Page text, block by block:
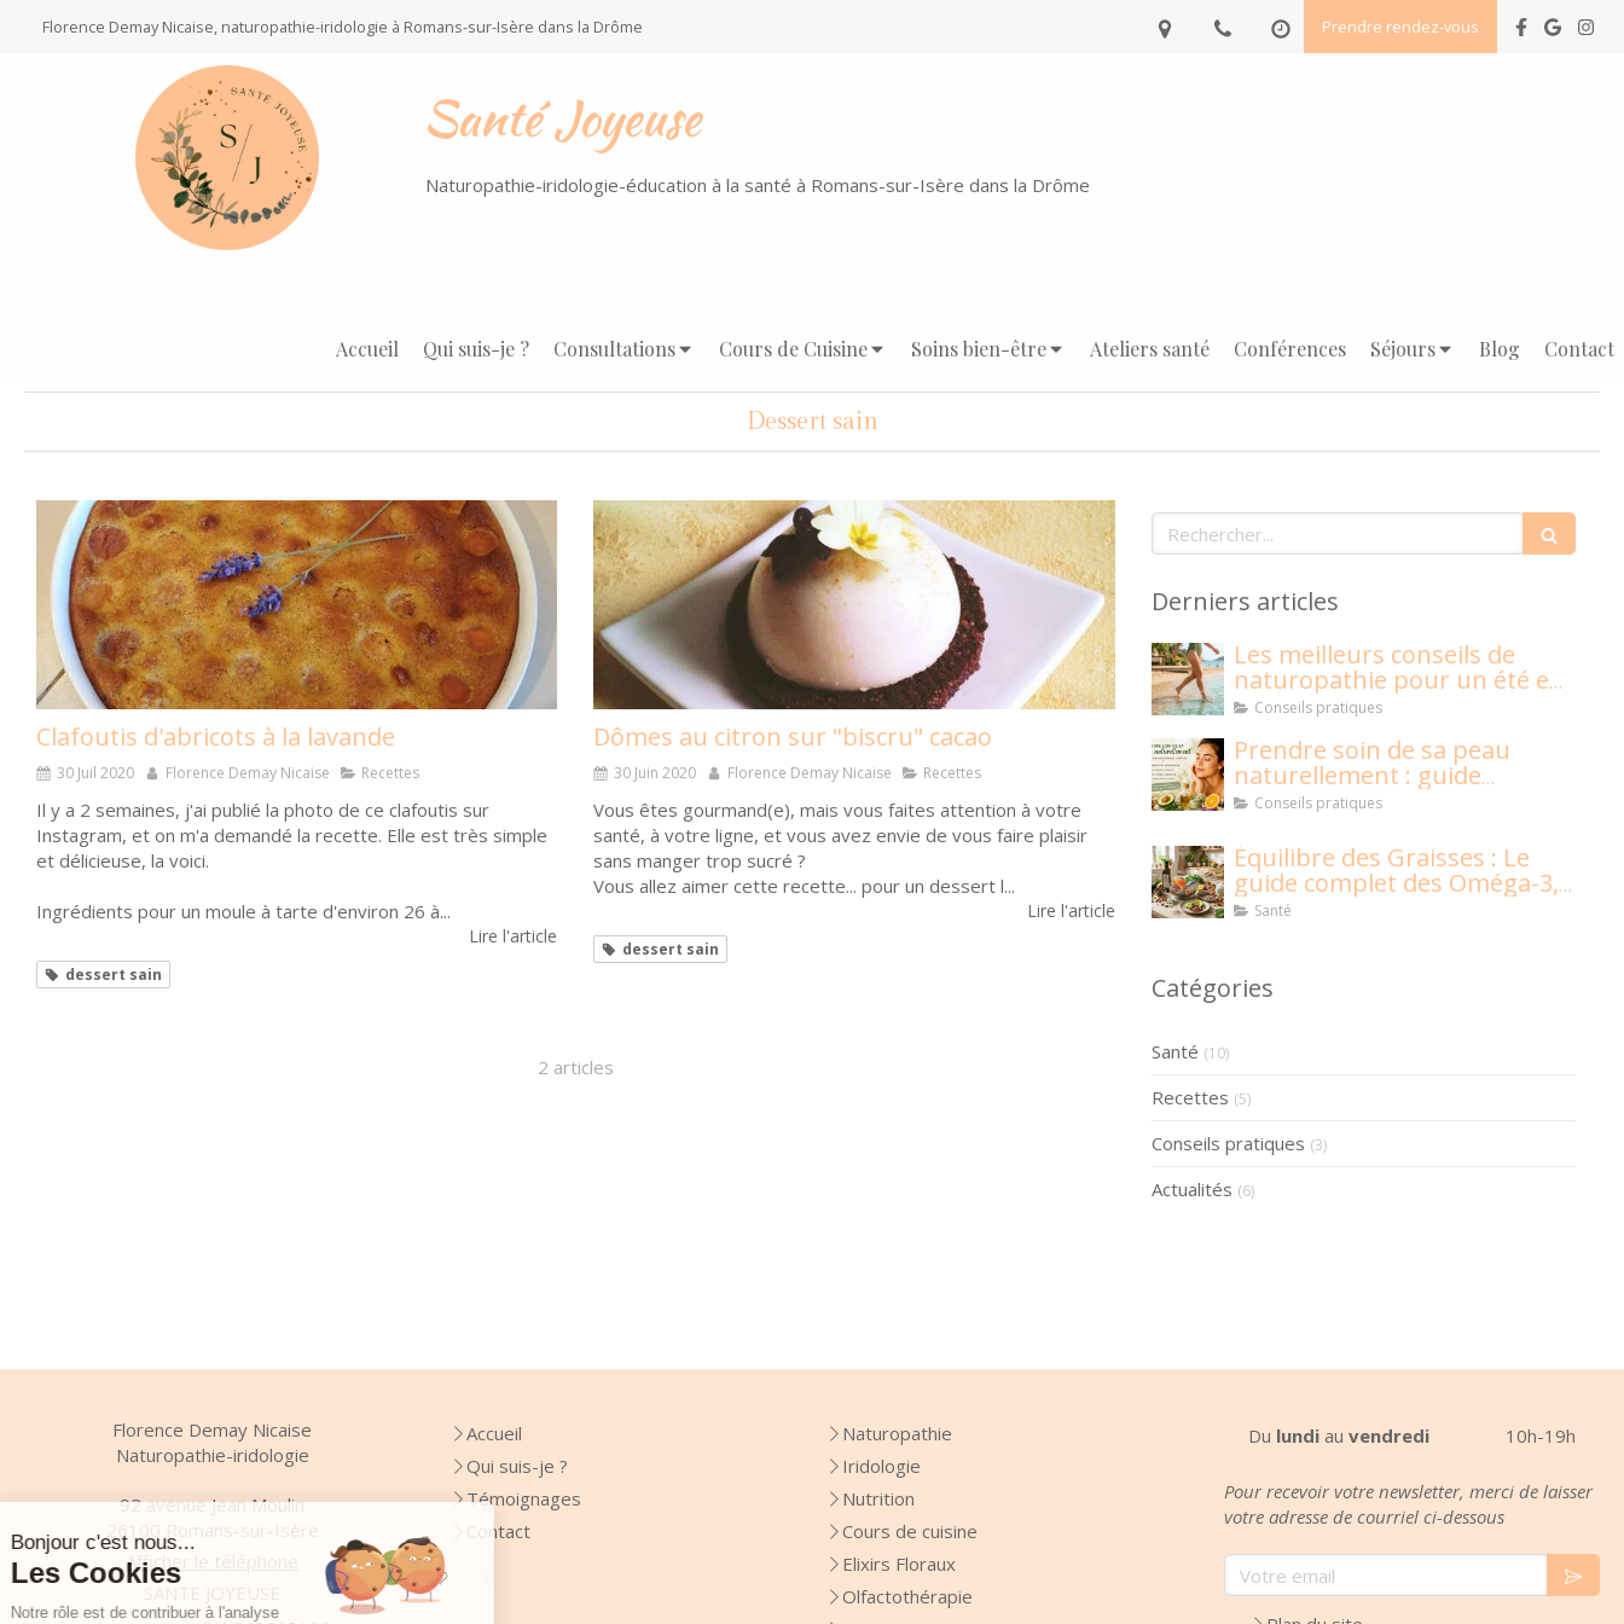
Florence Demay Nicaise, naturopathie-iridologie à Romans-sur-Isère dans la Drôme Prendre rendez-vous
Santé Joyeuse
Naturopathie-iridologie-éducation à la santé à Romans-sur-Isère dans la Drôme
Accueil Qui suis-je ? Consultations Cours de Cuisine Soins bien-être Ateliers santé Conférences Séjours Blog Contact
Dessert sain
Clafoutis d'abricots à la lavande
30 Juil 2020 Florence Demay Nicaise Recettes
Il y a 2 semaines, j'ai publié la photo de ce clafoutis sur
Instagram, et on m'a demandé la recette. Elle est très simple
et délicieuse, la voici.
Ingrédients pour un moule à tarte d'environ 26 à...
Lire l'article
dessert sain
Dômes au citron sur "biscru" cacao
30 Juin 2020 Florence Demay Nicaise Recettes
Vous êtes gourmand(e), mais vous faites attention à votre
santé, à votre ligne, et vous avez envie de vous faire plaisir
sans manger trop sucré ?
Vous allez aimer cette recette... pour un dessert l...
Lire l'article
dessert sain
2 articles
Rechercher
Derniers articles
Les meilleurs conseils de
naturopathie pour un été en
pleine santé !
Conseils pratiques
Prendre soin de sa peau
naturellement : guide
naturopathique
Conseils pratiques
Équilibre des Graisses : Le
guide complet des Oméga-3,
6, 9 et graisses saturées
Santé
Catégories
Santé (10)
Recettes (5)
Conseils pratiques (3)
Actualités (6)
Florence Demay Nicaise
Naturopathie-iridologie
92 avenue Jean Moulin
26100 Romans-sur-Isère
Afficher le téléphone
SANTE JOYEUSE
Accueil
Qui suis-je ?
Témoignages
Contact
Naturopathie
Iridologie
Nutrition
Cours de cuisine
Elixirs Floraux
Olfactothérapie
Du lundi au vendredi 10h-19h
Pour recevoir votre newsletter, merci de laisser
votre adresse de courriel ci-dessous
Votre email